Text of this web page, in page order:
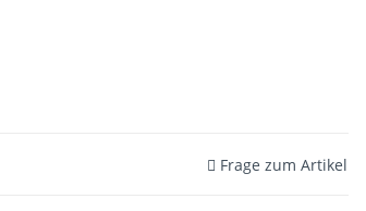
Frage zum Artikel